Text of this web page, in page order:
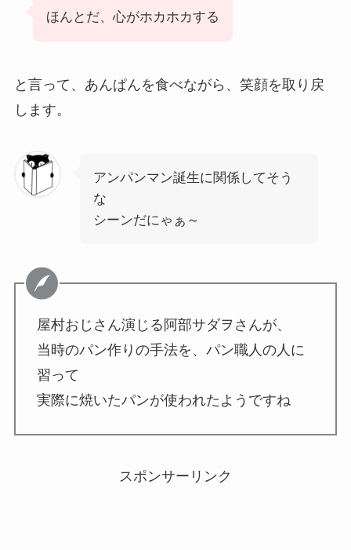
ほんとだ、心がホカホカする
と言って、あんぱんを食べながら、笑顔を取り戻
します。
アンパンマン誕生に関係してそう
な
シーンだにゃぁ～
屋村おじさん演じる阿部サダヲさんが、
当時のパン作りの手法を、パン職人の人に
習って
実際に焼いたパンが使われたようですね
スポンサーリンク